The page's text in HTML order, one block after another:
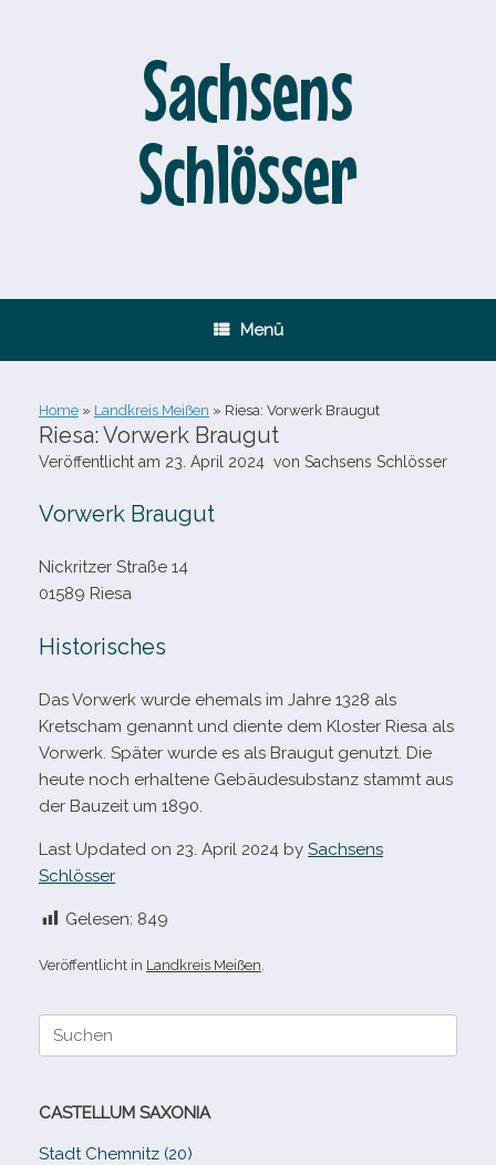
Sachsens
Schlösser
Menü
Home » Landkreis Meißen » Riesa: Vorwerk Braugut
Riesa: Vorwerk Braugut
Veröffentlicht am 23. April 2024 von Sachsens Schlösser
Vorwerk Braugut
Nickritzer Straße 14
01589 Riesa
Historisches
Das Vorwerk wurde ehe­mals im Jahre 1328 als
Kretscham genannt und diente dem Kloster Riesa als
Vorwerk. Später wurde es als Braugut genutzt. Die
heute noch erhal­tene Gebäudesubstanz stammt aus
der Bauzeit um 1890.
Last Updated on 23. April 2024 by Sachsens
Schlösser
Gelesen: 849
Veröffentlicht in Landkreis Meißen
Suche
CASTELLUM SAXONIA
Stadt Chemnitz (20)